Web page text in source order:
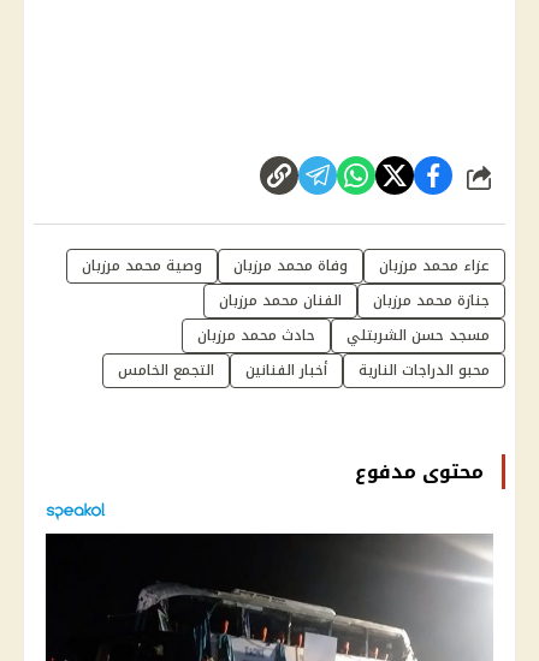
شارك
عزاء محمد مرزبان وفاة محمد مرزبان
وصية محمد مرزبان
جنازة محمد مرزبان
الفنان محمد مرزبان
مسجد حسن الشربتلي
حادث محمد مرزبان
محبو الدراجات النارية
أخبار الفنانين التجمع الخامس
محتوى مدفوع